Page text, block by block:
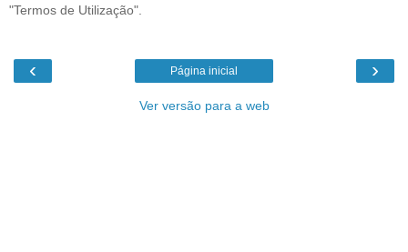
"Termos de Utilização".
‹ ›
Página inicial
Ver versão para a web